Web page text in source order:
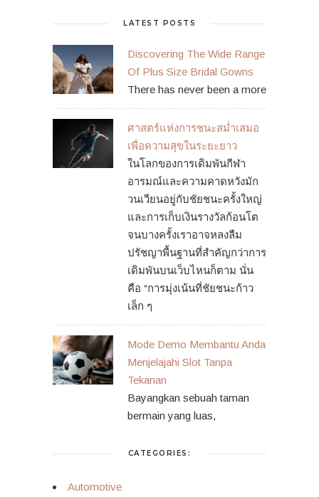
LATEST POSTS
Discovering The Wide Range
Of Plus Size Bridal Gowns
There has never been a more
ศาสตร์แห่งการชนะสม่ำเสมอ
เพื่อความสุขในระยะยาว
ในโลกของการเดิมพันกีฬา
อารมณ์และความคาดหวังมัก
วนเวียนอยู่กับชัยชนะครั้งใหญ่
และการเก็บเงินรางวัลก้อนโต
จนบางครั้งเราอาจหลงลืม
ปรัชญาพื้นฐานที่สำคัญกว่าการ
เดิมพันบนเว็บไหนก็ตาม นั่น
คือ “การมุ่งเน้นที่ชัยชนะก้าว
เล็ก ๆ
Mode Demo Membantu Anda
Menjelajahi Slot Tanpa
Tekanan
Bayangkan sebuah taman
bermain yang luas,
CATEGORIES:
Automotive